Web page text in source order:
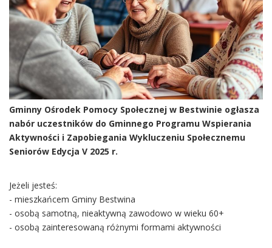
Gminny Ośrodek Pomocy Społecznej w Bestwinie ogłasza
nabór uczestników do Gminnego Programu Wspierania
Aktywności i Zapobiegania Wykluczeniu Społecznemu
Seniorów Edycja V 2025 r.
Jeżeli jesteś:
- mieszkańcem Gminy Bestwina
- osobą samotną, nieaktywną zawodowo w wieku 60+
- osobą zainteresowaną różnymi formami aktywności